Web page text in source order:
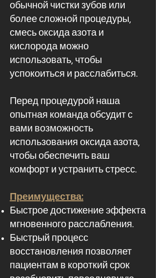
обычной чистки зубов или
более сложной процедуры,
смесь оксида азота и
кислорода можно
использовать, чтобы
успокоиться и расслабиться.
Перед процедурой наша
опытная команда обсудит с
вами возможность
использования оксида азота,
чтобы обеспечить ваш
комфорт и устранить стресс.
Преимущества:
Быстрое достижение эффекта
мгновенного расслабления.
Быстрый процесс
восстановления позволяет
пациентам в короткий срок